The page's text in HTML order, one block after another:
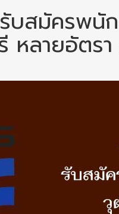
บสมัครพนั
หลายอัตร